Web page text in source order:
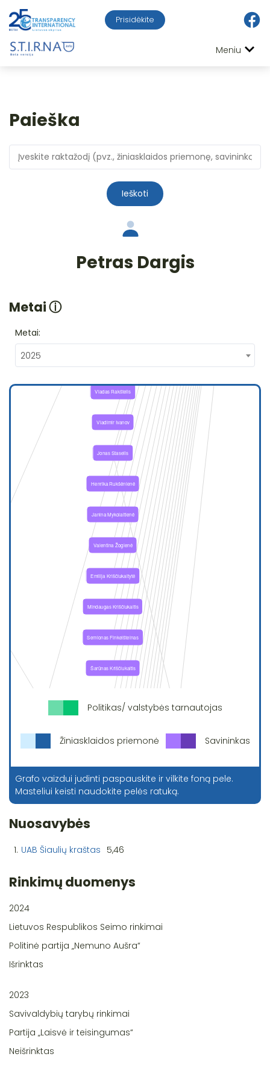
Prisidėkite
Meniu
Paieška
Ieškoti
Petras Dargis
Metaiⓘ
Metai:
2025
Politikas/ valstybės tarnautojas
Žiniasklaidos priemonė Savininkas
Grafo vaizdui judinti paspauskite ir vilkite foną pele.
Masteliui keisti naudokite pelės ratuką.
Nuosavybės
1. UAB Šiaulių kraštas 5,46
Rinkimų duomenys
2024
Lietuvos Respublikos Seimo rinkimai
Politinė partija „Nemuno Aušra“
Išrinktas
2023
Savivaldybių tarybų rinkimai
Partija „Laisvė ir teisingumas“
Neišrinktas